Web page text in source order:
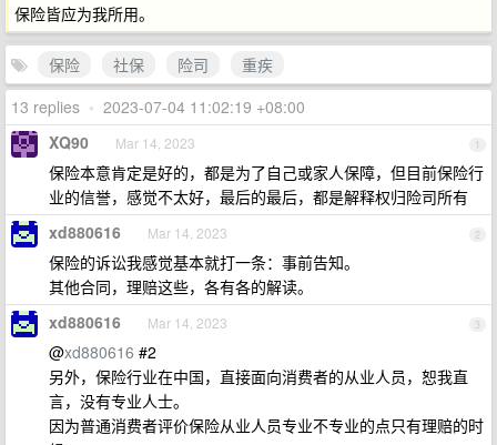
保险皆应为我所用。
保险 社保 险司
重疾
13 replies • 2023-07-04 11:02:19 +08:00
1
XQ90 Mar 14, 2023
保险本意肯定是好的，都是为了自己或家人保障，但目前保险行
业的信誉，感觉不太好，最后的最后，都是解释权归险司所有
2
xd880616 Mar 14, 2023
保险的诉讼我感觉基本就打一条：事前告知。
其他合同，理赔这些，各有各的解读。
3
xd880616 Mar 14, 2023
@xd880616 #2
另外，保险行业在中国，直接面向消费者的从业人员，恕我直
言，没有专业人士。
因为普通消费者评价保险从业人员专业不专业的点只有理赔的时